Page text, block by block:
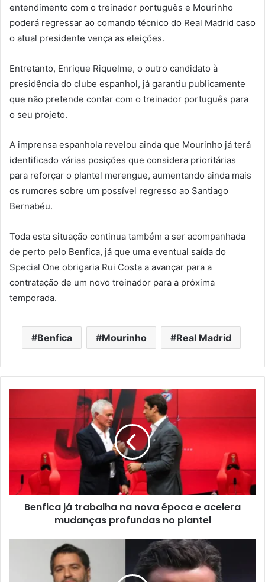
entendimento com o treinador português e Mourinho
poderá regressar ao comando técnico do Real Madrid caso
o atual presidente vença as eleições.
Entretanto, Enrique Riquelme, o outro candidato à
presidência do clube espanhol, já garantiu publicamente
que não pretende contar com o treinador português para
o seu projeto.
A imprensa espanhola revelou ainda que Mourinho já terá
identificado várias posições que considera prioritárias
para reforçar o plantel merengue, aumentando ainda mais
os rumores sobre um possível regresso ao Santiago
Bernabéu.
Toda esta situação continua também a ser acompanhada
de perto pelo Benfica, já que uma eventual saída do
Special One obrigaria Rui Costa a avançar para a
contratação de um novo treinador para a próxima
temporada.
Benfica Mourinho Real Madrid
Benfica já trabalha na nova época e acelera
mudanças profundas no plantel